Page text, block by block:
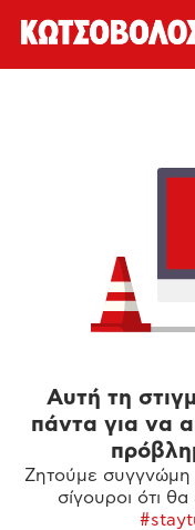
Αυτή τη
πάντα για να
Ζητούμε συγγνώμη
σίγουροι ότι